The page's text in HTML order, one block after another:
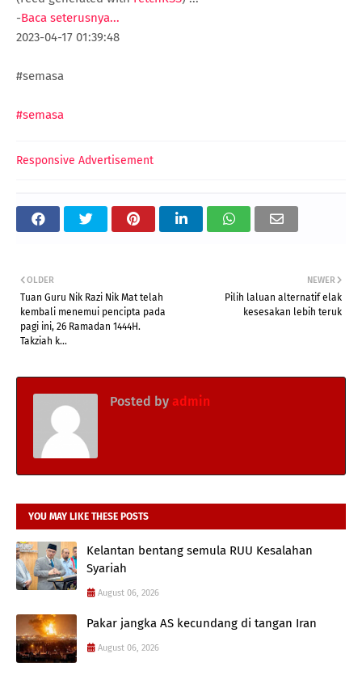
-Baca seterusnya...
2023-04-17 01:39:48
#semasa
#semasa
Responsive Advertisement
NEWER
Pilih laluan alternatif elak
kesesakan lebih teruk
OLDER
Tuan Guru Nik Razi Nik Mat telah
kembali menemui pencipta pada
pagi ini, 26 Ramadan 1444H.
Takziah k...
Posted by admin
YOU MAY LIKE THESE POSTS
Kelantan bentang semula RUU Kesalahan
Syariah
August 06, 2026
Pakar jangka AS kecundang di tangan Iran
August 06, 2026